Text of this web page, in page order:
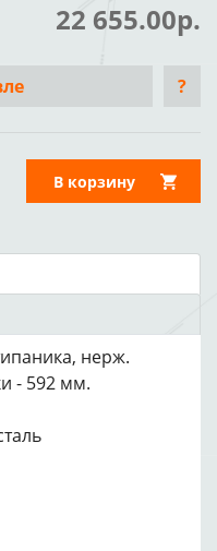
22 655.00р.
?
В корзину
нерж.
- 592 мм.